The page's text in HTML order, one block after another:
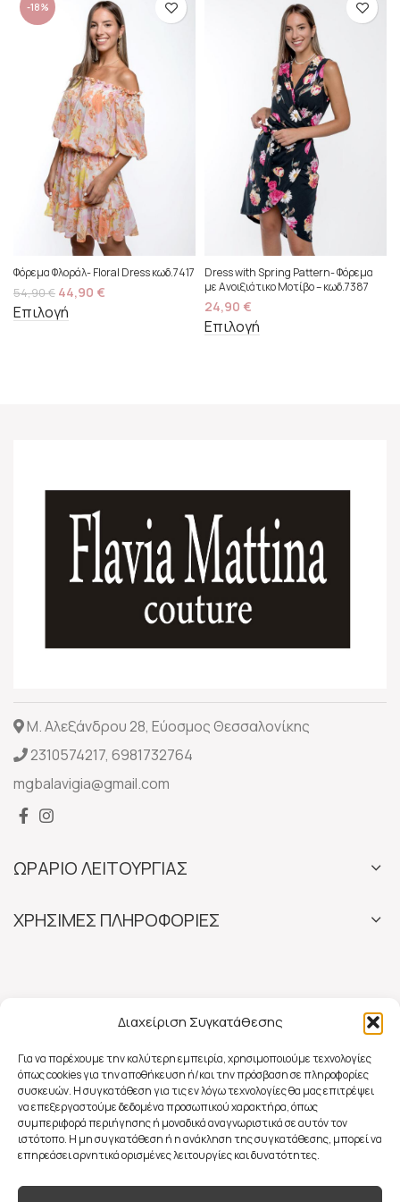
Διαχείριση Συγκατάθεσης
Για να παρέχουμε την καλύτερη εμπειρία, χρησιμοποιούμε τεχνολογίες
όπως cookies για την αποθήκευση ή/και την πρόσβαση σε πληροφορίες
συσκευών. Η συγκατάθεση για τις εν λόγω τεχνολογίες θα μας επιτρέψει
να επεξεργαστούμε δεδομένα προσωπικού χαρακτήρα, όπως
συμπεριφορά περιήγησης ή μοναδικά αναγνωριστικά σε αυτόν τον
ιστότοπο. Η μη συγκατάθεση ή η ανάκληση της συγκατάθεσης, μπορεί να
επηρεάσει αρνητικά ορισμένες λειτουργίες και δυνατότητες.
-18%
Φόρεμα Φλοράλ- Floral Dress κωδ.7417
54,90€ 44,90 €
Επιλογή
Dress with Spring Pattern- Φόρεμα
με Ανοιξιάτικο Μοτίβο – κωδ.7387
24,90 €
Επιλογή
Μ. Αλεξάνδρου 28, Εύοσμος Θεσσαλονίκης
2310574217, 6981732764
mgbalavigia@gmail.com
ΩΡΑΡΙΟ ΛΕΙΤΟΥΡΓΙΑΣ
ΧΡΗΣΙΜΕΣ ΠΛΗΡΟΦΟΡΙΕΣ